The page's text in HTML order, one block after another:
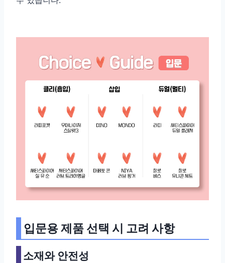
입문용 제품 선택 시 고려 사항
소재와 안전성